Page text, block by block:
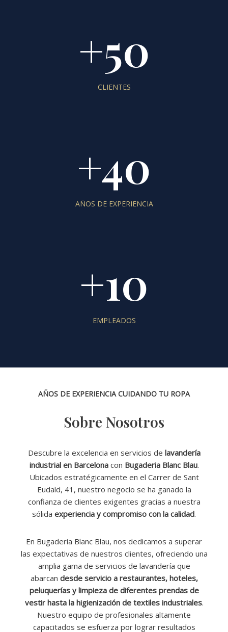
+50
CLIENTES
+40
AÑOS DE EXPERIENCIA
+10
EMPLEADOS
AÑOS DE EXPERIENCIA CUIDANDO TU ROPA
Sobre Nosotros
Descubre la excelencia en servicios de lavandería
industrial en Barcelonacon Bugaderia Blanc Blau.
Ubicados estratégicamente en el Carrer de Sant
Eudald, 41, nuestro negocio se ha ganado la
confianza de clientes exigentes gracias a nuestra
sólida experiencia y compromiso con la calidad.
En Bugaderia Blanc Blau, nos dedicamos a superar
las expectativas de nuestros clientes, ofreciendo una
amplia gama de servicios de lavandería que
abarcan desde servicio a restaurantes, hoteles,
peluquerías y limpieza de diferentes prendas de
vestir hasta la higienización de textiles industriales.
Nuestro equipo de profesionales altamente
capacitados se esfuerza por lograr resultados